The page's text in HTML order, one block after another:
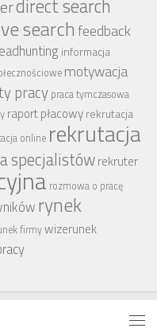
direct search
searchfeedback
informacja
motywacja
pracy praca tymczasowa
raport płacowyrekrutacja
online rekrutacja
specjalistówrekruter
rozmowa o pracę
rynek
firmywizerunek